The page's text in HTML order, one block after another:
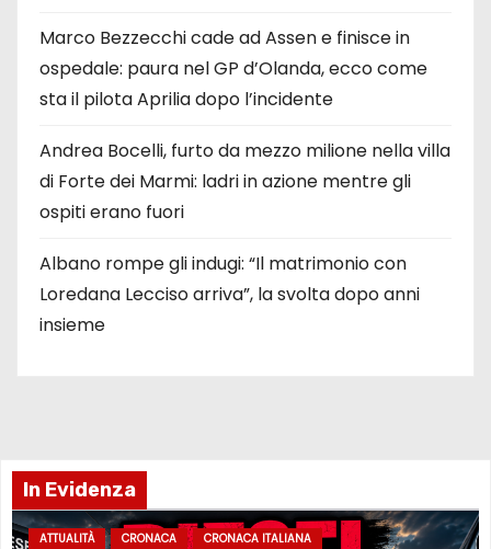
Marco Bezzecchi cade ad Assen e finisce in
ospedale: paura nel GP d’Olanda, ecco come
sta il pilota Aprilia dopo l’incidente
Andrea Bocelli, furto da mezzo milione nella villa
di Forte dei Marmi: ladri in azione mentre gli
ospiti erano fuori
Albano rompe gli indugi: “Il matrimonio con
Loredana Lecciso arriva”, la svolta dopo anni
insieme
In Evidenza
ATTUALITÀ CRONACA CRONACA ITALIANA